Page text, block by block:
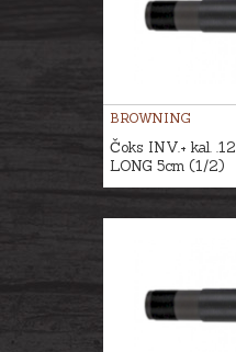
BROWNING
Čoks INV.+ kal. .12
LONG 5cm (1/2)